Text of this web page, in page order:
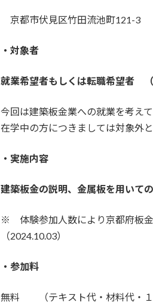
京都市伏見区竹田流池町121-3
・対象者
就業希望者もしくは転職希望者 （
今回は建築板金業への就業を考え
在学中の方につきましては対象外
・実施内容
建築板金の説明、金属板を用いて
※ 体験参加人数により京都府板金
（2024.10.03）
・参加料
無料 （テキスト代・材料代・１